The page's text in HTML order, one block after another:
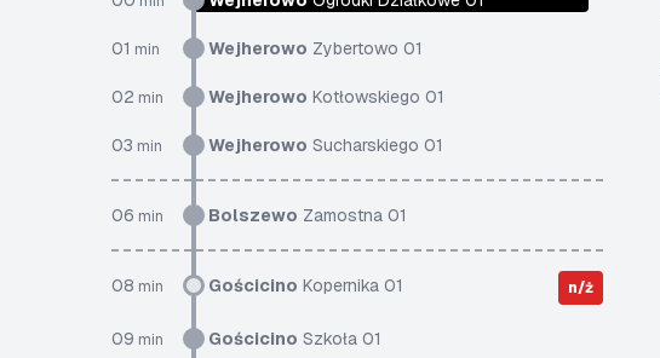
01 min Wejherowo Zybertowo 01
02 min Wejherowo Kotłowskiego 01
03 min Wejherowo Sucharskiego 01
06 min Bolszewo Zamostna 01
08 min Gościcino Kopernika 01 n/ż
09 min Gościcino Szkoła 01